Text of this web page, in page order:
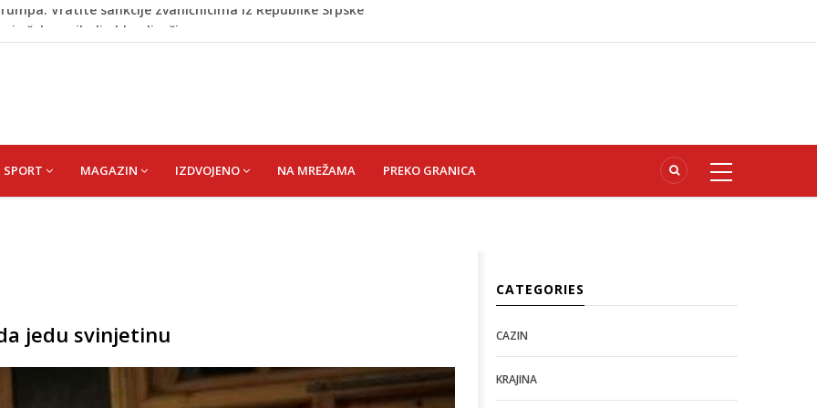
čeka najbolju bh. plivačicu
Nećemo biti zastrašeni i nastavit ćemo
„Kuća Nurije Pozderca“
Vratite sankcije zvaničnicima iz Republike Srpske
SPORT MAGAZIN IZDVOJENO NA MREŽAMA PREKO GRANICA
jedu svinjetinu
CATEGORIES
CAZIN
KRAJINA